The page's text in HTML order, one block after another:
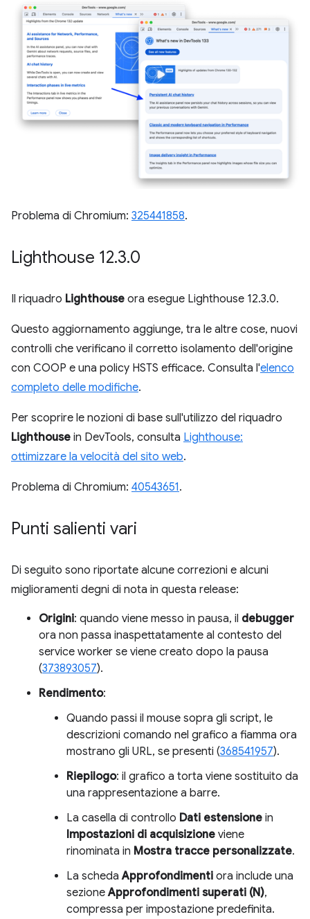
Problema di Chromium: 325441858.
Lighthouse 12.3.0
Il riquadro Lighthouse ora esegue Lighthouse 12.3.0.
Questo aggiornamento aggiunge, tra le altre cose, nuovi
controlli che verificano il corretto isolamento dell'origine
con COOP e una policy HSTS efficace. Consulta l'elenco
completo delle modifiche.
Per scoprire le nozioni di base sull'utilizzo del riquadro
Lighthouse in DevTools, consulta Lighthouse:
ottimizzare la velocità del sito web.
Problema di Chromium: 40543651.
Punti salienti vari
Di seguito sono riportate alcune correzioni e alcuni
miglioramenti degni di nota in questa release:
Origini: quando viene messo in pausa, il debugger
ora non passa inaspettatamente al contesto del
service worker se viene creato dopo la pausa
(373893057).
Rendimento:
Quando passi il mouse sopra gli script, le
descrizioni comando nel grafico a fiamma ora
mostrano gli URL, se presenti (368541957).
Riepilogo: il grafico a torta viene sostituito da
una rappresentazione a barre.
La casella di controllo Dati estensione in
Impostazioni di acquisizione viene
rinominata in Mostra tracce personalizzate.
La schedaApprofondimenti ora include una
sezioneApprofondimenti superati (N),
compressa per impostazione predefinita.